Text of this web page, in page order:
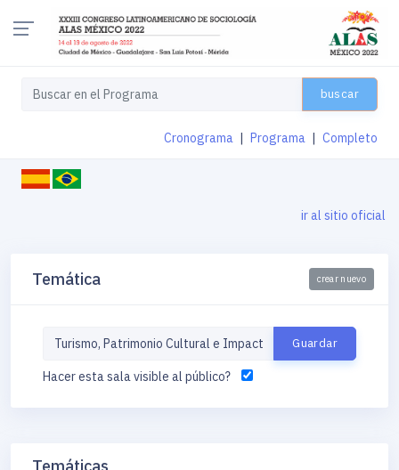
buscar
Cronograma Programa Completo
ir al sitio oficial
Temática crear nuevo
Hacer esta sala visible al público?